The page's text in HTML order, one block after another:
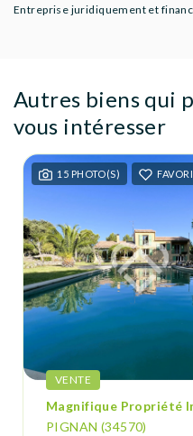
Entreprise juridiquement et
Autres biens qui
vous intéresser
15 PHOTO(S)
VENTE
PIGNAN (34570)